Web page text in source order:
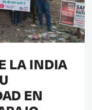
LA INDIA
EN